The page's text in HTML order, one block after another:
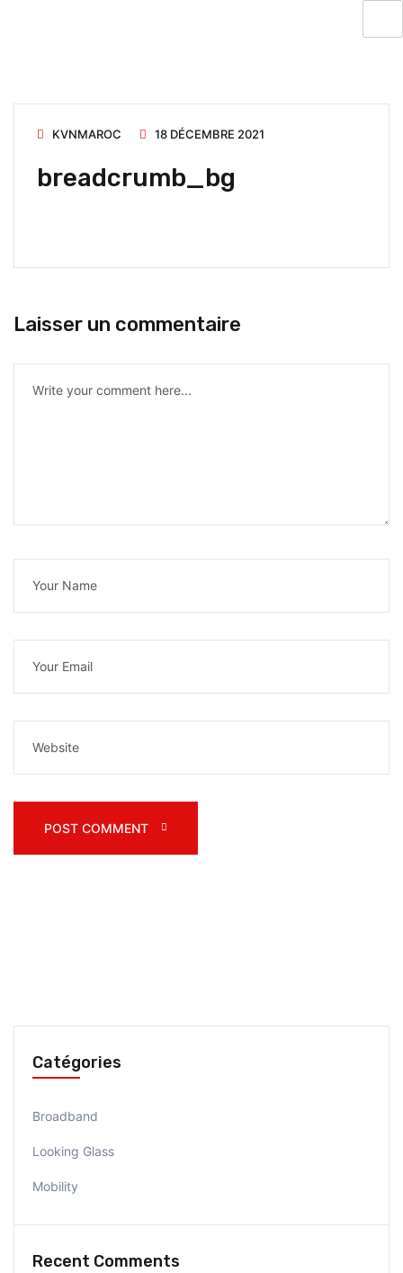
KVNMAROC 18 DÉCEMBRE 2021
breadcrumb_bg
Laisser un commentaire
Catégories
Broadband
Looking Glass
Mobility
Recent Comments